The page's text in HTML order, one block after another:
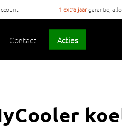
1 extra jaargarantie,
Contact Acties